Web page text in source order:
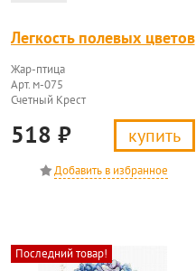
Легкость полевых цветов
Жар-птица
Арт. м-075
Счетный Крест
518 ₽ купить
Последний товар!